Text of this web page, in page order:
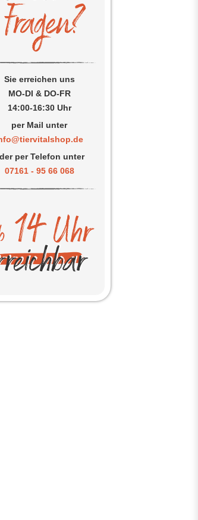
Sie erreichen uns
MO-DI & DO-FR
14:00-16:30 Uhr
per Mail unter
per Telefon unter
07161 - 95 66 068